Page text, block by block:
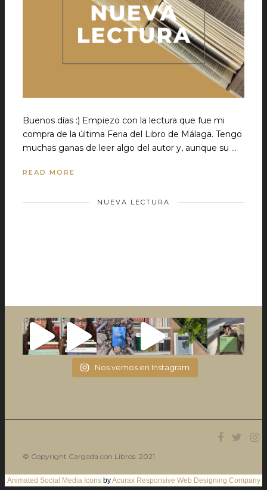
Buenos días :) Empiezo con la lectura que fue mi
compra de la última Feria del Libro de Málaga. Tengo
muchas ganas de leer algo del autor y, aunque su …
READ MORE
NUEVA LECTURA
Nos vemos en Instagram
© Copyright Cargada con Libros. 2021
Animated Social Media IconsbyAcurax Responsive Web Designing Company